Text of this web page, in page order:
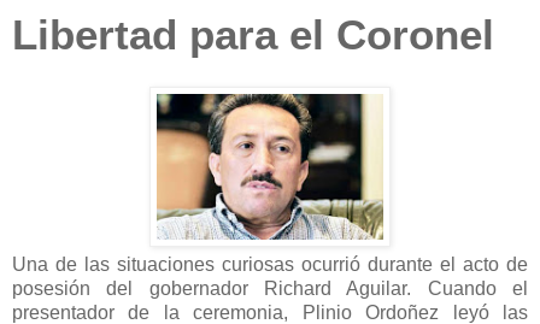
Libertad para el Coronel
Una de las situaciones curiosas ocurrió durante el acto de
posesión del gobernador Richard Aguilar. Cuando el
presentador de la ceremonia, Plinio Ordoñez leyó las